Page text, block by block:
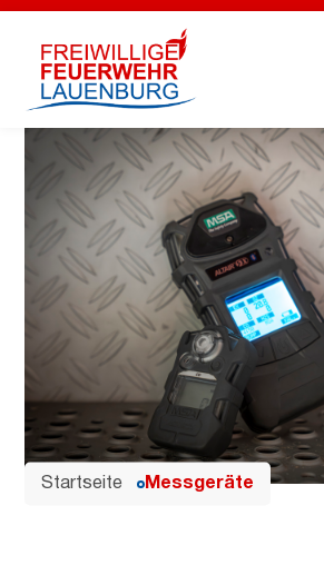
Startseite Messgeräte